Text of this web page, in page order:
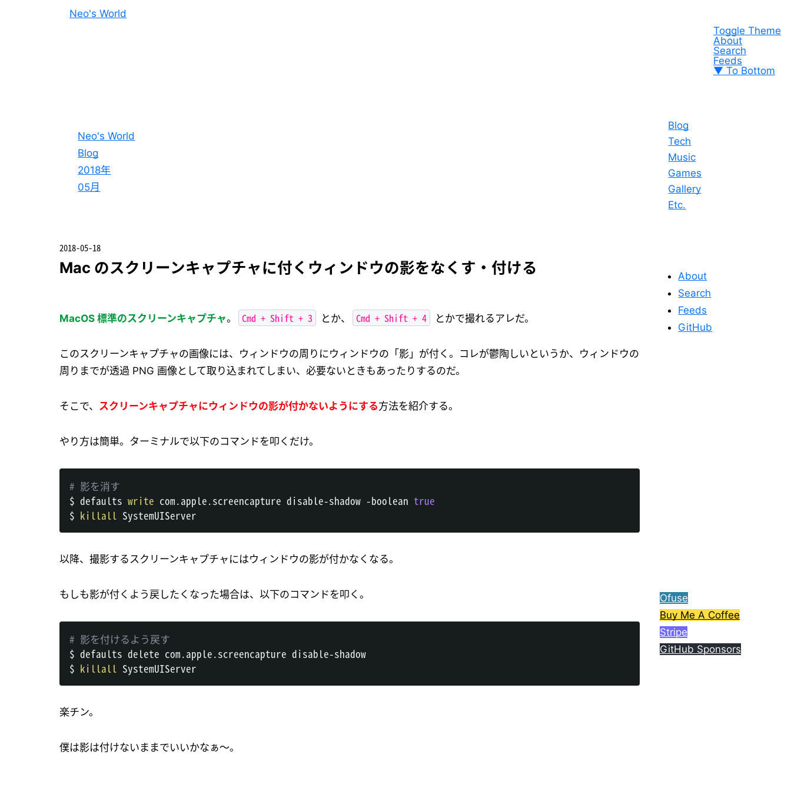
Neo's World
Toggle Theme
About
Search
Feeds
▼ To Bottom
Blog
Tech
Music
Games
Gallery
Etc.
Neo's World
Blog
2018年
05月
2018-05-18
Mac のスクリーンキャプチャに付くウィンドウの影をなくす・付ける
MacOS 標準のスクリーンキャプチャ。 Cmd + Shift + 3 とか、 Cmd + Shift + 4 とかで撮れるアレだ。
このスクリーンキャプチャの画像には、ウィンドウの周りにウィンドウの「影」が付く。コレが鬱陶しいというか、ウィンドウの
周りまでが透過 PNG 画像として取り込まれてしまい、必要ないときもあったりするのだ。
そこで、 スクリーンキャプチャにウィンドウの影が付かないようにする方法を紹介する。
やり方は簡単。ターミナルで以下のコマンドを叩くだけ。
# 影を消す
$ defaults write com.apple.screencapture disable-shadow -boolean true
$ killall
以降、撮影するスクリーンキャプチャにはウィンドウの影が付かなくなる。
もしも影が付くよう戻したくなった場合は、以下のコマンドを叩く。
# 影を付けるよう戻す
$ defaults delete com.apple.screencapture disable-shadow
$ killall
楽チン。
僕は影は付けないままでいいかなぁ〜。
Ofuse
Buy Me A Coffee
Stripe
GitHub Sponsors
About
Search
Feeds
GitHub